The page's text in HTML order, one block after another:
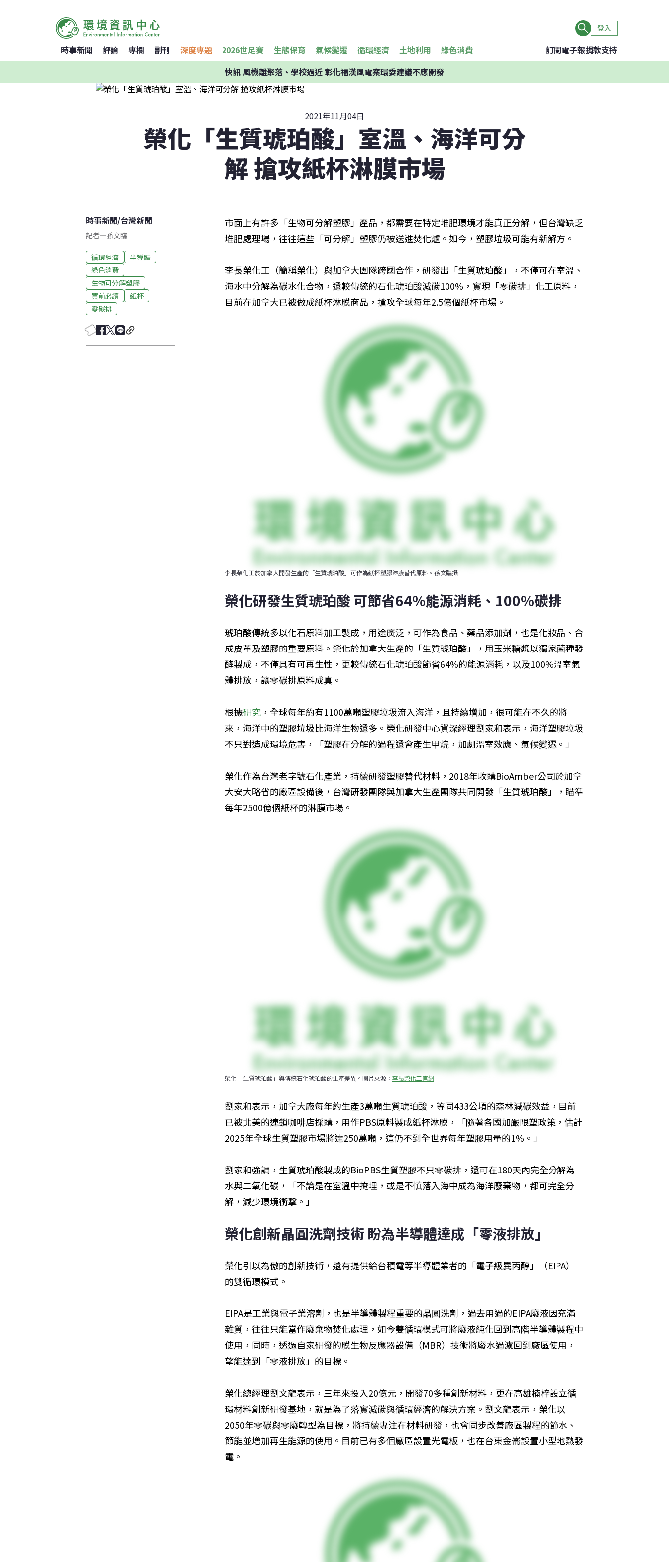
登入
時事新聞 評論 專欄 副刊 深度專題 2026世足賽 生態保育 氣候變遷 循環經濟 土地利用 綠色消費 訂閱電子報捐款支持
快訊風機離聚落、學校過近 彰化福漢風電案環委建議不應開發
2021年11月04日
榮化「生質琥珀酸」室溫、海洋可分
解 搶攻紙杯淋膜市場
時事新聞/台灣新聞
記者—孫文臨
循環經濟
半導體
綠色消費
生物可分解塑膠
買前必讀
紙杯
零碳排
市面上有許多「生物可分解塑膠」產品，都需要在特定堆肥環境才能真正分解，但台灣缺乏
堆肥處理場，往往這些「可分解」塑膠仍被送進焚化爐。如今，塑膠垃圾可能有新解方。
李長榮化工（簡稱榮化）與加拿大團隊跨國合作，研發出「生質琥珀酸」，不僅可在室溫、
海水中分解為碳水化合物，還較傳統的石化琥珀酸減碳100%，實現「零碳排」化工原料，
目前在加拿大已被做成紙杯淋膜商品，搶攻全球每年2.5億個紙杯市場。
李長榮化工於加拿大開發生產的「生質琥珀酸」可作為紙杯塑膠淋膜替代原料。孫文臨攝
榮化研發生質琥珀酸 可節省64%能源消耗、100%碳排
琥珀酸傳統多以化石原料加工製成，用途廣泛，可作為食品、藥品添加劑，也是化妝品、合
成皮革及塑膠的重要原料。榮化於加拿大生產的「生質琥珀酸」，用玉米糖漿以獨家菌種發
酵製成，不僅具有可再生性，更較傳統石化琥珀酸節省64%的能源消耗，以及100%溫室氣
體排放，讓零碳排原料成真。
根據研究 ，全球每年約有1100萬噸塑膠垃圾流入海洋，且持續增加，很可能在不久的將
來，海洋中的塑膠垃圾比海洋生物還多。榮化研發中心資深經理劉家和表示，海洋塑膠垃圾
不只對造成環境危害，「塑膠在分解的過程還會產生甲烷，加劇溫室效應、氣候變遷。」
榮化作為台灣老字號石化產業，持續研發塑膠替代材料，2018年收購BioAmber公司於加拿
大安大略省的廠區設備後，台灣研發團隊與加拿大生產團隊共同開發「生質琥珀酸」，瞄準
每年2500億個紙杯的淋膜市場。
榮化「生質琥珀酸」與傳統石化琥珀酸的生產差異。圖片來源： 李長榮化工官網
劉家和表示，加拿大廠每年約生產3萬噸生質琥珀酸，等同433公頃的森林減碳效益，目前
已被北美的連鎖咖啡店採購，用作PBS原料製成紙杯淋膜，「隨著各國加嚴限塑政策，估計
2025年全球生質塑膠市場將達250萬噸，這仍不到全世界每年塑膠用量的1%。」
劉家和強調，生質琥珀酸製成的BioPBS生質塑膠不只零碳排，還可在180天內完全分解為
水與二氧化碳，「不論是在室溫中掩埋，或是不慎落入海中成為海洋廢棄物，都可完全分
解，減少環境衝擊。」
榮化創新晶圓洗劑技術 盼為半導體達成「零液排放」
榮化引以為傲的創新技術，還有提供給台積電等半導體業者的「電子級異丙醇」（EIPA）
的雙循環模式。
EIPA是工業與電子業溶劑，也是半導體製程重要的晶圓洗劑，過去用過的EIPA廢液因充滿
雜質，往往只能當作廢棄物焚化處理，如今雙循環模式可將廢液純化回到高階半導體製程中
使用，同時，透過自家研發的膜生物反應器設備（MBR）技術將廢水過濾回到廠區使用，
望能達到「零液排放」的目標。
榮化總經理劉文龍表示，三年來投入20億元，開發70多種創新材料，更在高雄楠梓設立循
環材料創新研發基地，就是為了落實減碳與循環經濟的解決方案。劉文龍表示，榮化以
2050年零碳與零廢轉型為目標，將持續專注在材料研發，也會同步改善廠區製程的節水、
節能並增加再生能源的使用。目前已有多個廠區設置光電板，也在台東金崙設置小型地熱發
電。